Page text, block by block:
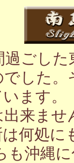
ごし
した
ます
来ま
何処
も沖縄